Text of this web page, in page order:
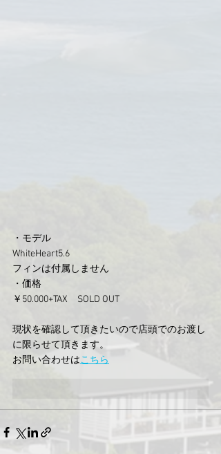
・モデル
WhiteHeart5.6
フィンは付属しません
・価格
￥50.000+TAX SOLD OUT
現状を確認して頂きたいので店頭でのお渡し
に限らせて頂きます。
お問い合わせはこちら